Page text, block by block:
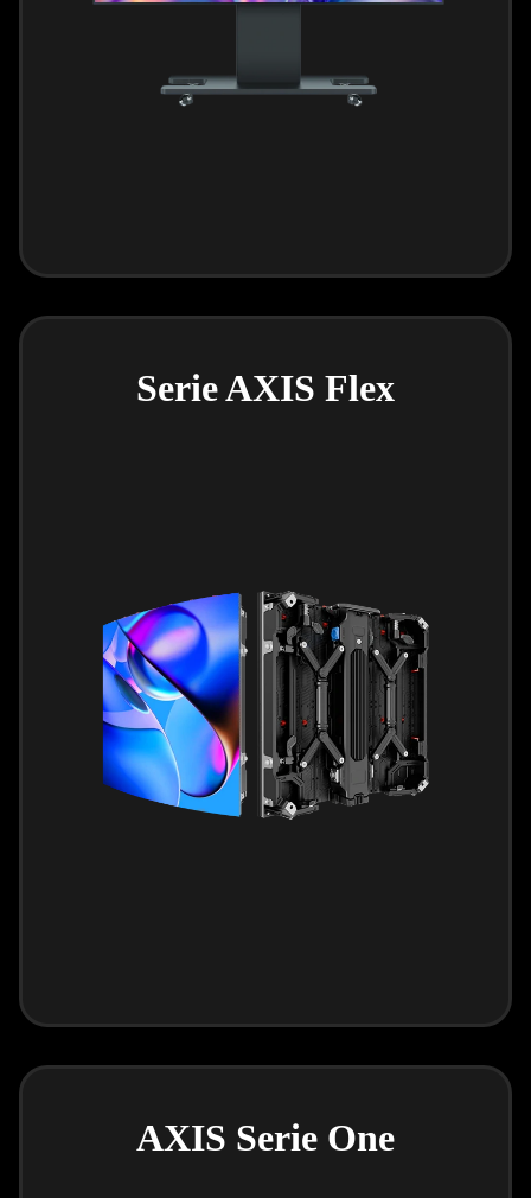
Serie AXIS Flex
AXIS Serie One